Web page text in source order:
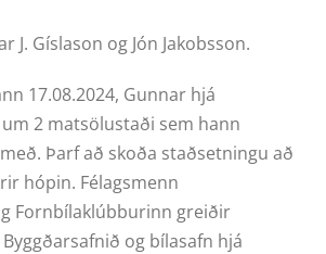
J. Gíslason og Jón Jakobsson.
17.08.2024, Gunnar hjá
2 matsölustaði sem hann
Þarf að skoða staðsetningu að
hópin. Félagsmenn
Fornbílaklúbburinn greiðir
og bílasafn hjá